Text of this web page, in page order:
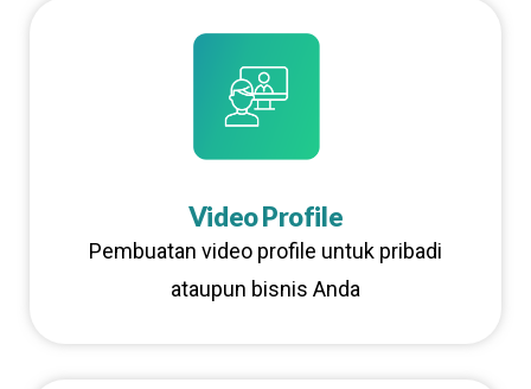
Video Profile
Pembuatan video profile untuk pribadi
ataupun bisnis Anda